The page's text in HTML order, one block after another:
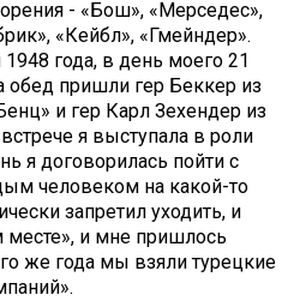
- «Бош», «Мерседес»,
«Кейбл», «Гмейндер».
года, в день моего 21
обед пришли гер Беккер из
и гер Карл Зехендер из
я выступала в роли
я договорилась пойти с
человеком на какой-то
запретил уходить, и
месте», и мне пришлось
же года мы взяли турецкие